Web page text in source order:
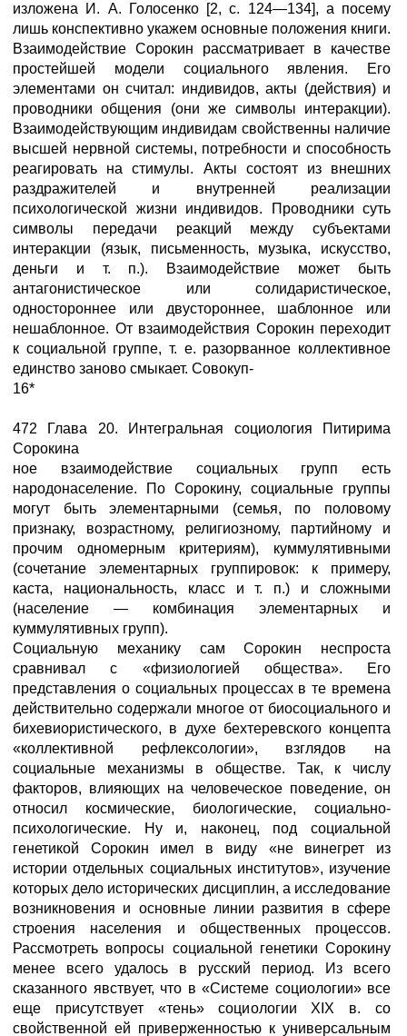
изложена И. А. Голосенко [2, с. 124—134], а посему
лишь конспективно укажем основные положения книги.
Взаимодействие Сорокин рассматривает в качестве
простейшей модели социального явления. Его
элементами он считал: индивидов, акты (действия) и
проводники общения (они же символы интеракции).
Взаимодействующим индивидам свойственны наличие
высшей нервной системы, потребности и способность
реагировать на стимулы. Акты состоят из внешних
раздражителей и внутренней реализации
психологической жизни индивидов. Проводники суть
символы передачи реакций между субъектами
интеракции (язык, письменность, музыка, искусство,
деньги и т. п.). Взаимодействие может быть
антагонистическое или солидаристическое,
одностороннее или двустороннее, шаблонное или
нешаблонное. От взаимодействия Сорокин переходит
к социальной группе, т. е. разорванное коллективное
единство заново смыкает. Совокуп-
16*
472 Глава 20. Интегральная социология Питирима
Сорокина
ное взаимодействие социальных групп есть
народонаселение. По Сорокину, социальные группы
могут быть элементарными (семья, по половому
признаку, возрастному, религиозному, партийному и
прочим одномерным критериям), куммулятивными
(сочетание элементарных группировок: к примеру,
каста, национальность, класс и т. п.) и сложными
(население — комбинация элементарных и
куммулятивных групп).
Социальную механику сам Сорокин неспроста
сравнивал с «физиологией общества». Его
представления о социальных процессах в те времена
действительно содержали многое от биосоциального и
бихевиористического, в духе бехтеревского концепта
«коллективной рефлексологии», взглядов на
социальные механизмы в обществе. Так, к числу
факторов, влияющих на человеческое поведение, он
относил космические, биологические, социально-
психологические. Ну и, наконец, под социальной
генетикой Сорокин имел в виду «не винегрет из
истории отдельных социальных институтов», изучение
которых дело исторических дисциплин, а исследование
возникновения и основные линии развития в сфере
строения населения и общественных процессов.
Рассмотреть вопросы социальной генетики Сорокину
менее всего удалось в русский период. Из всего
сказанного явствует, что в «Системе социологии» все
еще присутствует «тень» социологии XIX в. со
свойственной ей приверженностью к универсальным